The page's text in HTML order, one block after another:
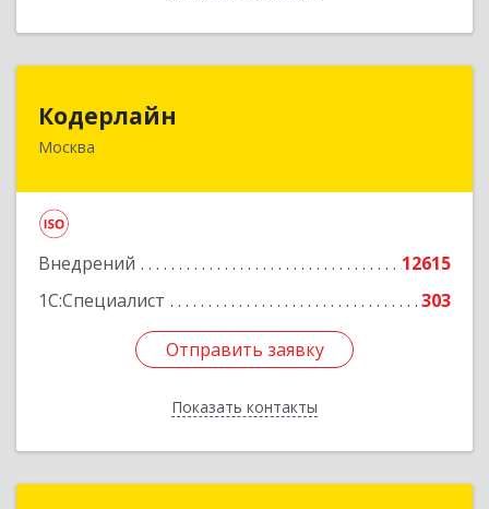
Кодерлайн
Москва
Внедрений
12615
1С:Специалист
303
Отправить заявку
Показать контакты
107023, Москва г, Семеновская Б. ул, дом № 43,
Отправить заявку
Назад